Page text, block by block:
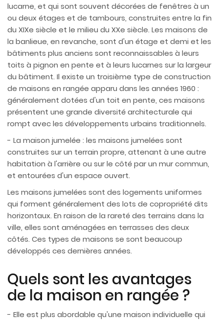
lucarne, et qui sont souvent décorées de fenêtres à un
ou deux étages et de tambours, construites entre la fin
du XIXe siècle et le milieu du XXe siècle. Les maisons de
la banlieue, en revanche, sont d'un étage et demi et les
bâtiments plus anciens sont reconnaissables à leurs
toits à pignon en pente et à leurs lucarnes sur la largeur
du bâtiment. Il existe un troisième type de construction
de maisons en rangée apparu dans les années 1960 :
généralement dotées d'un toit en pente, ces maisons
présentent une grande diversité architecturale qui
rompt avec les développements urbains traditionnels.
- La maison jumelée : les maisons jumelées sont
construites sur un terrain propre, attenant à une autre
habitation à l'arrière ou sur le côté par un mur commun,
et entourées d'un espace ouvert.
Les maisons jumelées sont des logements uniformes
qui forment généralement des lots de copropriété dits
horizontaux. En raison de la rareté des terrains dans la
ville, elles sont aménagées en terrasses des deux
côtés. Ces types de maisons se sont beaucoup
développés ces dernières années.
Quels sont les avantages
de la maison en rangée ?
- Elle est plus abordable qu'une maison individuelle qui